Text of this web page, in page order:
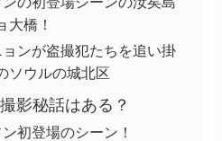
大橋！
ンが盗撮犯たちを追い掛
ソウルの城北区
影秘話はある？
初登場のシーン！